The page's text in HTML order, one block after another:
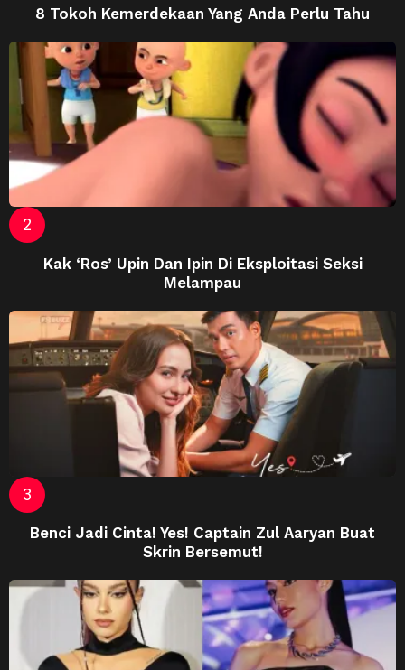
8 Tokoh Kemerdekaan Yang Anda Perlu Tahu
Kak ‘Ros’ Upin Dan Ipin Di Eksploitasi Seksi
Melampau
Benci Jadi Cinta! Yes! Captain Zul Aaryan Buat
Skrin Bersemut!